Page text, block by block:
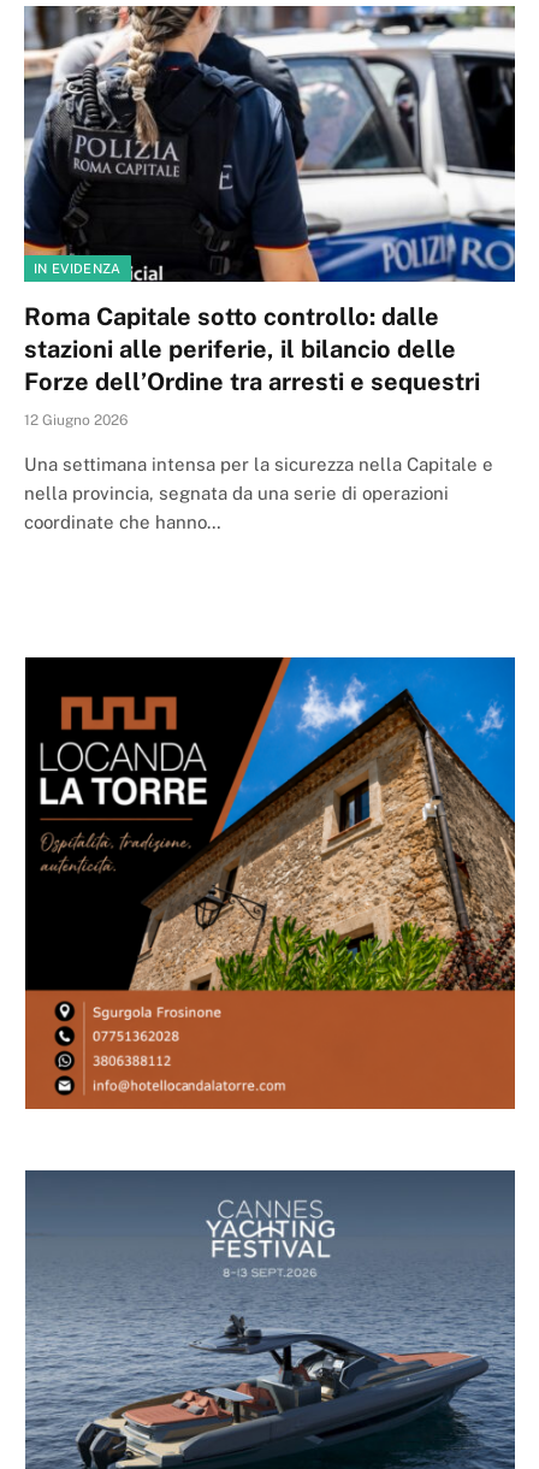
IN EVIDENZA
Roma Capitale sotto controllo: dalle
stazioni alle periferie, il bilancio delle
Forze dell’Ordine tra arresti e sequestri
12 Giugno 2026
Una settimana intensa per la sicurezza nella Capitale e
nella provincia, segnata da una serie di operazioni
coordinate che hanno…